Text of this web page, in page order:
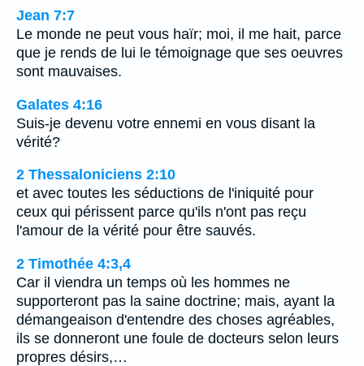
Jean 7:7
Le monde ne peut vous haïr; moi, il me hait, parce
que je rends de lui le témoignage que ses oeuvres
sont mauvaises.
Galates 4:16
Suis-je devenu votre ennemi en vous disant la
vérité?
2 Thessaloniciens 2:10
et avec toutes les séductions de l'iniquité pour
ceux qui périssent parce qu'ils n'ont pas reçu
l'amour de la vérité pour être sauvés.
2 Timothée 4:3,4
Car il viendra un temps où les hommes ne
supporteront pas la saine doctrine; mais, ayant la
démangeaison d'entendre des choses agréables,
ils se donneront une foule de docteurs selon leurs
propres désirs,…